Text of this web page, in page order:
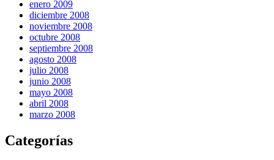
enero 2009
diciembre 2008
noviembre 2008
octubre 2008
septiembre 2008
agosto 2008
julio 2008
junio 2008
mayo 2008
abril 2008
marzo 2008
Categorías